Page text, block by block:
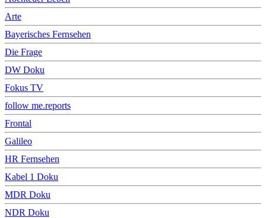
Arte
Bayerisches Fernsehen
Die Frage
DW Doku
Fokus TV
follow me.reports
Frontal
Galileo
HR Fernsehen
Kabel 1 Doku
MDR Doku
NDR Doku